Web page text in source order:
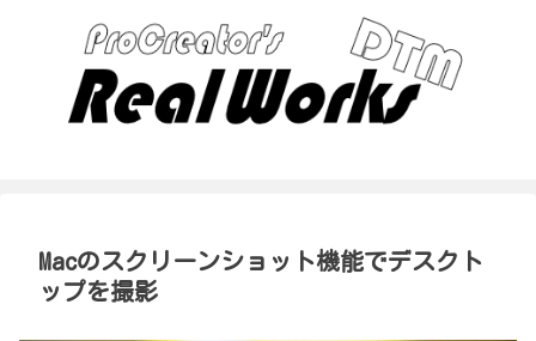
Macのスクリーンショット機能でデスクト
ップを撮影